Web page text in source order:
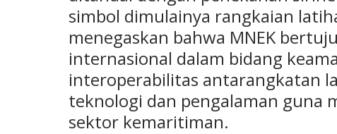
simbol dimulainya rangkaian
menegaskan bahwa MNEK
internasional dalam bidang
interoperabilitas antarangkatan
teknologi dan pengalaman guna
sektor kemaritiman.